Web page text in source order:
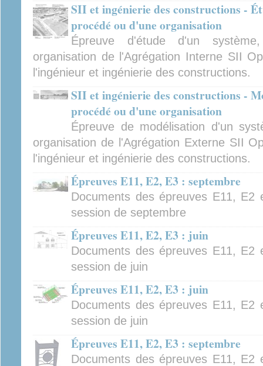
SII et ingénierie des constructions -
procédé ou d'une organisation
Épreuve d'étude d'un
organisation de l'Agrégation Interne SII
l'ingénieur et ingénierie des constructions.
SII et ingénierie des constructions -
procédé ou d'une organisation
Épreuve de modélisation d'un
organisation de l'Agrégation Externe SII
l'ingénieur et ingénierie des constructions.
Épreuves E11, E2, E3 : septembre
Documents des épreuves E11,
session de septembre
Épreuves E11, E2, E3 : juin
Documents des épreuves E11,
session de juin
Épreuves E11, E2, E3 : juin
Documents des épreuves E11,
session de juin
Épreuves E11, E2, E3 : septembre
Documents des épreuves E11,